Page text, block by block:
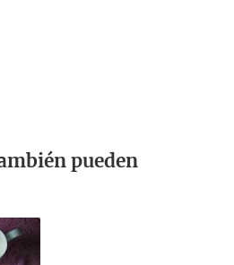
pueden